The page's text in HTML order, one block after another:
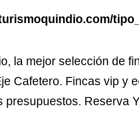
la mejor selección de
Cafetero. Fincas vip y
presupuestos. Reserva